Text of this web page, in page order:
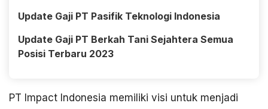
Update Gaji PT Pasifik Teknologi Indonesia
Update Gaji PT Berkah Tani Sejahtera Semua
Posisi Terbaru 2023
PT Impact Indonesia memiliki visi untuk menjadi